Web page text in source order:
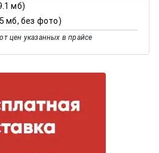
мб)
мб, без фото)
цен указанных в прайсе